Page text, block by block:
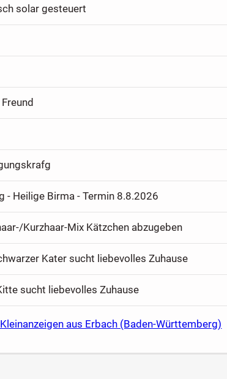
solar gesteuert
- Heilige Birma - Termin 8.8.2026
Kurzhaar-Mix Kätzchen abzugeben
Kater sucht liebevolles Zuhause
sucht liebevolles Zuhause
aus Erbach (Baden-Württemberg)